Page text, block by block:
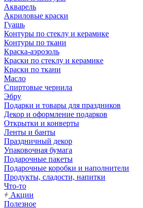
Акварель
Акриловые краски
Гуашь
Контуры по стеклу и керамике
Контуры по ткани
Краска-аэрозоль
Краски по стеклу и керамике
Краски по ткани
Масло
Спиртовые чернила
Эбру
Подарки и товары для праздников
Декор и оформление подарков
Открытки и конверты
Ленты и банты
Праздничный декор
Упаковочная бумага
Подарочные пакеты
Подарочные коробки и наполнители
Продукты, сладости, напитки
Что-то
Акции
Полезное